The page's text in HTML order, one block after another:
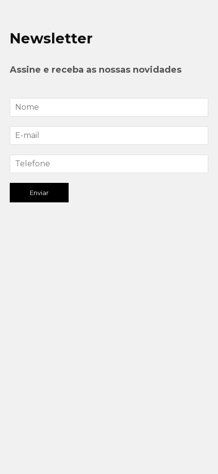
Newsletter
Assine e receba as nossas novidades
Enviar